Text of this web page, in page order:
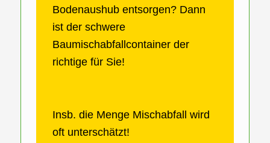
Bodenaushub entsorgen? Dann
ist der schwere
Baumischabfallcontainer der
richtige für Sie!
Insb. die Menge Mischabfall wird
oft unterschätzt!